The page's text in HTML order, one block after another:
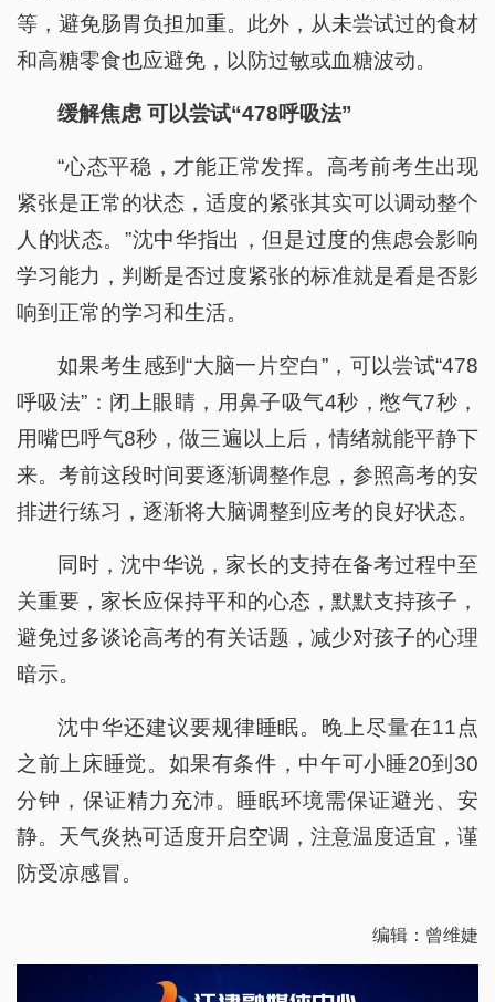
等，避免肠胃负担加重。此外，从未尝试过的食材
和高糖零食也应避免，以防过敏或血糖波动。
缓解焦虑 可以尝试“478呼吸法”
“心态平稳，才能正常发挥。高考前考生出现
紧张是正常的状态，适度的紧张其实可以调动整个
人的状态。”沈中华指出，但是过度的焦虑会影响
学习能力，判断是否过度紧张的标准就是看是否影
响到正常的学习和生活。
如果考生感到“大脑一片空白”，可以尝试“478
呼吸法”：闭上眼睛，用鼻子吸气4秒，憋气7秒，
用嘴巴呼气8秒，做三遍以上后，情绪就能平静下
来。考前这段时间要逐渐调整作息，参照高考的安
排进行练习，逐渐将大脑调整到应考的良好状态。
同时，沈中华说，家长的支持在备考过程中至
关重要，家长应保持平和的心态，默默支持孩子，
避免过多谈论高考的有关话题，减少对孩子的心理
暗示。
沈中华还建议要规律睡眠。晚上尽量在11点
之前上床睡觉。如果有条件，中午可小睡20到30
分钟，保证精力充沛。睡眠环境需保证避光、安
静。天气炎热可适度开启空调，注意温度适宜，谨
防受凉感冒。
编辑：曾维婕